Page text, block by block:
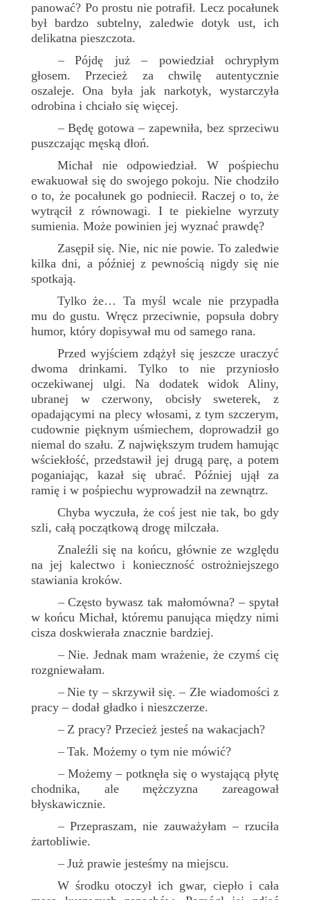
panować? Po prostu nie potrafił. Lecz pocałunek
był bardzo subtelny, zaledwie dotyk ust, ich
delikatna pieszczota.
–Pójdę już – powiedział ochrypłym
głosem. Przecież za chwilę autentycznie
oszaleje. Ona była jak narkotyk, wystarczyła
odrobina i chciało się więcej.
– Będę gotowa – zapewniła, bez sprzeciwu
puszczając męską dłoń.
Michał nie odpowiedział. W pośpiechu
ewakuował się do swojego pokoju. Nie chodziło
o to, że pocałunek go podniecił. Raczej o to, że
wytrącił z równowagi. I te piekielne wyrzuty
sumienia. Może powinien jej wyznać prawdę?
Zasępił się. Nie, nic nie powie. To zaledwie
kilka dni, a później z pewnością nigdy się nie
spotkają.
Tylko że… Ta myśl wcale nie przypadła
mu do gustu. Wręcz przeciwnie, popsuła dobry
humor, który dopisywał mu od samego rana.
Przed wyjściem zdążył się jeszcze uraczyć
dwoma drinkami. Tylko to nie przyniosło
oczekiwanej ulgi. Na dodatek widok Aliny,
ubranej w czerwony, obcisły sweterek, z
opadającymi na plecy włosami, z tym szczerym,
cudownie pięknym uśmiechem, doprowadził go
niemal do szału. Z największym trudem hamując
wściekłość, przedstawił jej drugą parę, a potem
poganiając, kazał się ubrać. Później ujął za
ramię i w pośpiechu wyprowadził na zewnątrz.
Chyba wyczuła, że coś jest nie tak, bo gdy
szli, całą początkową drogę milczała.
Znaleźli się na końcu, głównie ze względu
na jej kalectwo i konieczność ostrożniejszego
stawiania kroków.
– Często bywasz tak małomówna? – spytał
w końcu Michał, któremu panująca między nimi
cisza doskwierała znacznie bardziej.
– Nie. Jednak mam wrażenie, że czymś cię
rozgniewałam.
–Nie ty – skrzywił się. – Złe wiadomości z
pracy – dodał gładko i nieszczerze.
– Z pracy? Przecież jesteś na wakacjach?
– Tak. Możemy o tym nie mówić?
– Możemy – potknęła się o wystającą płytę
chodnika, ale mężczyzna zareagował
błyskawicznie.
– Przepraszam, nie zauważyłam – rzuciła
żartobliwie.
– Już prawie jesteśmy na miejscu.
W środku otoczył ich gwar, ciepło i cała